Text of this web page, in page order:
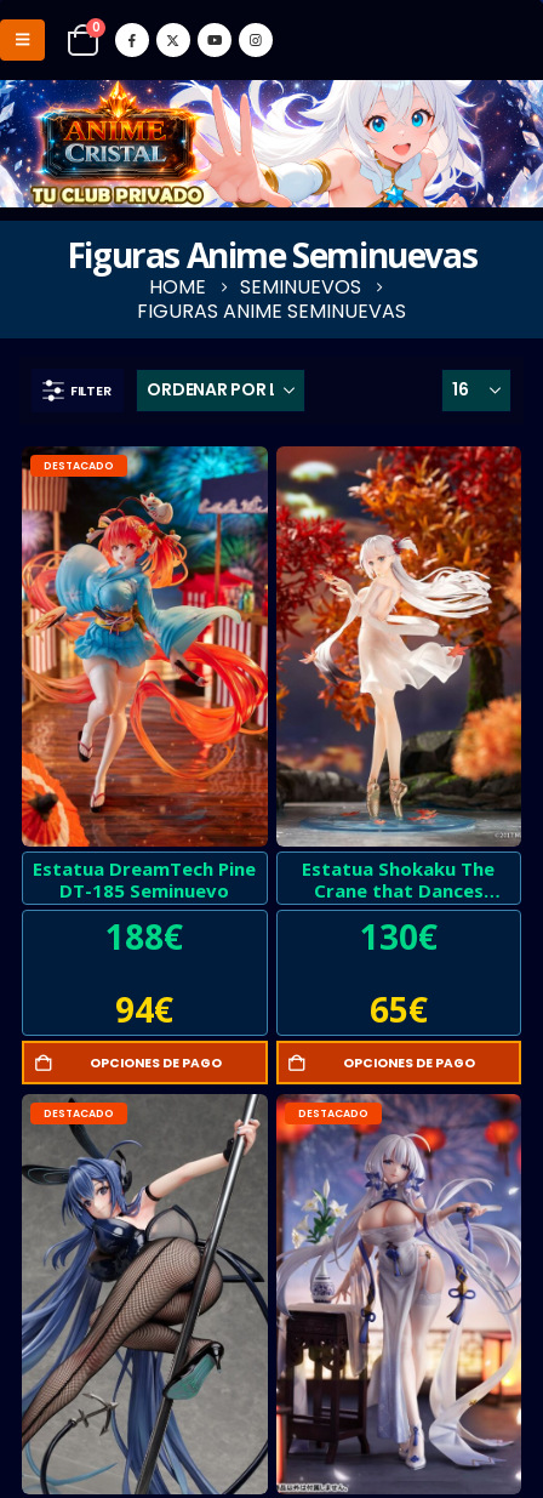
0
Figuras Anime Seminuevas
HOME
SEMINUEVOS
FIGURAS ANIME SEMINUEVAS
FILTER
DESTACADO
Estatua DreamTech Pine
DT-185 Seminuevo
188€
94€
OPCIONES DE PAGO
Estatua Shokaku The
Crane that Dances
Seminuevo
130€
65€
OPCIONES DE PAGO
DESTACADO DESTACADO